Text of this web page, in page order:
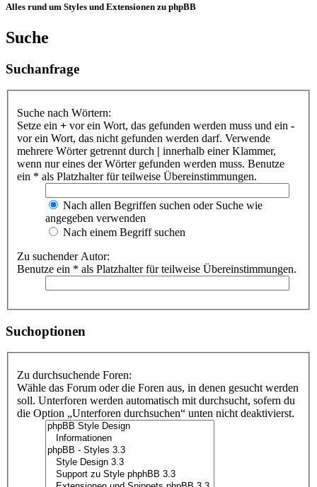
Alles rund um Styles und Extensionen zu phpBB
Suche
Suchanfrage
Suche nach Wörtern:
Setze ein + vor ein Wort, das gefunden werden muss und ein -
vor ein Wort, das nicht gefunden werden darf. Verwende
mehrere Wörter getrennt durch | innerhalb einer Klammer,
wenn nur eines der Wörter gefunden werden muss. Benutze
ein * als Platzhalter für teilweise Übereinstimmungen.
Nach allen Begriffen suchen oder Suche wie
angegeben verwenden
Nach einem Begriff suchen
Zu suchender Autor:
Benutze ein * als Platzhalter für teilweise Übereinstimmungen.
Suchoptionen
Zu durchsuchende Foren:
Wähle das Forum oder die Foren aus, in denen gesucht werden
soll. Unterforen werden automatisch mit durchsucht, sofern du
die Option „Unterforen durchsuchen“ unten nicht deaktivierst.